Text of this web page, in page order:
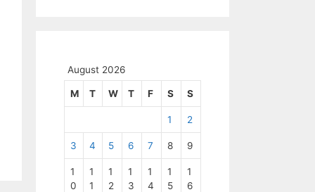
August 2026
M T W T F S S
1 2
3 4 5 6 7 8 9
1
0
1
1
1
2
1
3
1
4
1
5
1
6